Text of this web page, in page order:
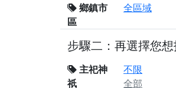
鄉鎮市
區
全區域
步驟二：再選擇您
主祀神
祇
不限
全部